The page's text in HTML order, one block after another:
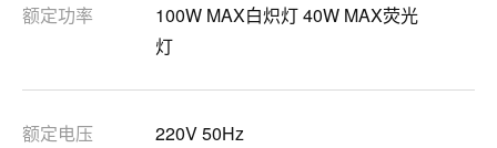
额定功率
100W MAX白炽灯 40W MAX荧光
灯
额定电压 220V 50Hz